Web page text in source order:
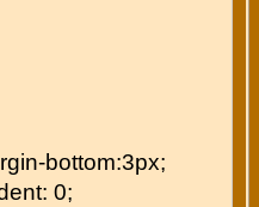
bottom:3px;
0;